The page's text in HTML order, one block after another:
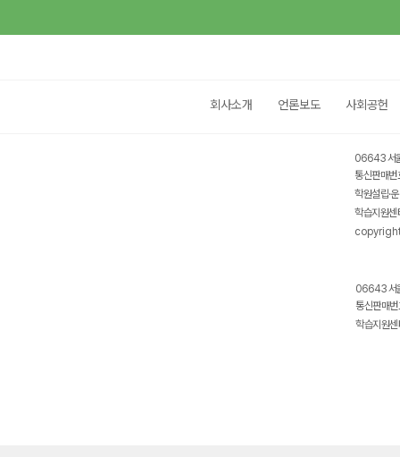
회사소개 언론보도 사회공헌
06643 서
통신판매
학원설립·
학습지원
06643 서
통신판매
학습지원